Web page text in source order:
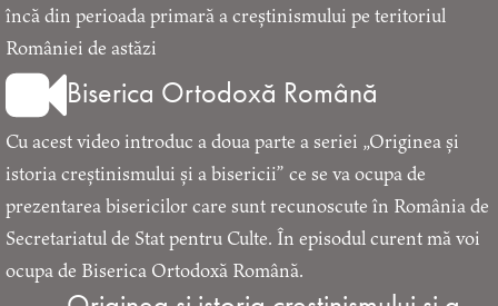
încă din perioada primară a creștinismului pe teritoriul
României de astăzi
Biserica Ortodoxă Română
Cu acest video introduc a doua parte a seriei „Originea și
istoria creștinismului și a bisericii” ce se va ocupa de
prezentarea bisericilor care sunt recunoscute în România de
Secretariatul de Stat pentru Culte. În episodul curent mă voi
ocupa de Biserica Ortodoxă Română.